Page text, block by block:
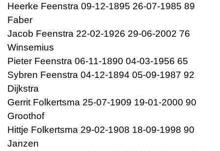
Heerke Feenstra 09-12-1895 26-07-1985 89
Faber
Jacob Feenstra 22-02-1926 29-06-2002 76
Winsemius
Pieter Feenstra 06-11-1890 04-03-1956 65
Sybren Feenstra 04-12-1894 05-09-1987 92
Dijkstra
Gerrit Folkertsma 25-07-1909 19-01-2000 90
Groothof
Hittje Folkertsma 29-02-1908 18-09-1998 90
Janzen